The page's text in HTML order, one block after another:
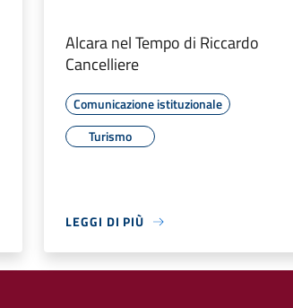
Alcara nel Tempo di Riccardo
Cancelliere
Comunicazione istituzionale
Turismo
LEGGI DI PIÙ